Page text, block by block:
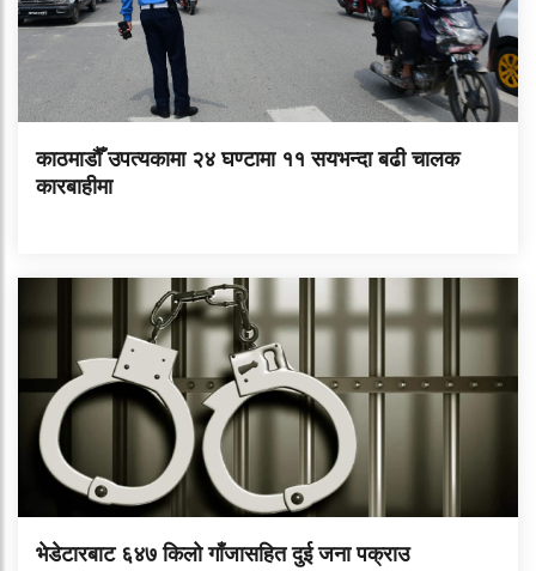
काठमाडौँ उपत्यकामा २४ घण्टामा ११ सयभन्दा बढी चालक
कारबाहीमा
भेडेटारबाट ६४७ किलो गाँजासहित दुई जना पक्राउ